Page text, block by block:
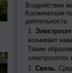
Воздействие
Космическая
деятельность:
возникает
Таким
Связь.